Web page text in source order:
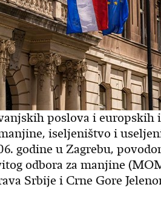
poslova i europskih
iseljeništvo i
godine u Zagrebu,
odbora za manjine
Srbije i Crne Gore